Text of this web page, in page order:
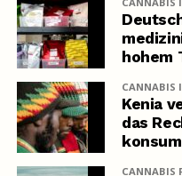
hohem
CANNABIS
Kenia
das
CANNABIS